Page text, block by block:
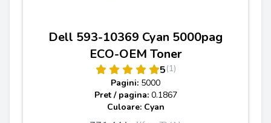
Dell 593-10369 Cyan 5000pag
ECO-OEM Toner
5(1)
Pagini: 5000
Pret / pagina: 0.1867
Culoare: Cyan